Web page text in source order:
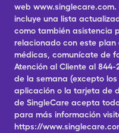
web
incluye una lista
como también asistencia
relacionado con este
médicas, comunícate de
Atención al Cliente al
de la semana (excepto
aplicación o la tarjeta de
de SingleCare acepta
para más información
https://